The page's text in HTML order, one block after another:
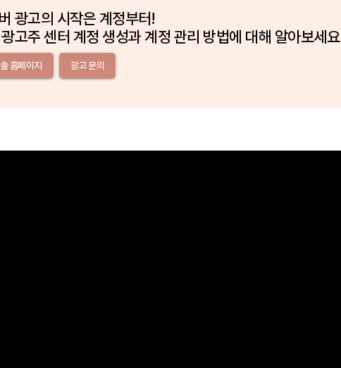
광고의 시작은 계정부터!
고주 센터 계정 생성과 계정 관리 방법에 대해 알아보세요
홈페이지 광고 문의